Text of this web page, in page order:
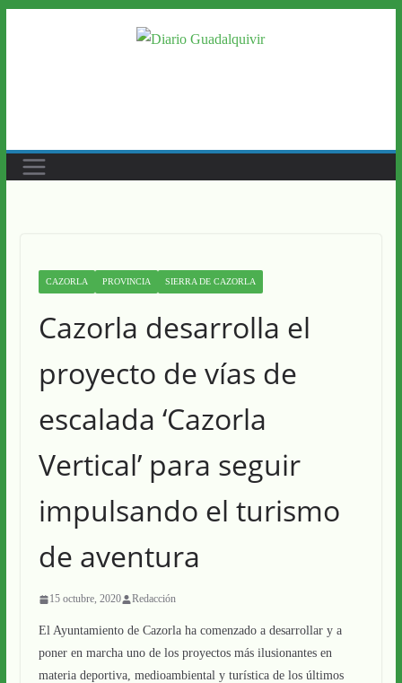
CAZORLA PROVINCIA SIERRA DE CAZORLA
Cazorla desarrolla el
proyecto de vías de
escalada ‘Cazorla
Vertical’ para seguir
impulsando el turismo
de aventura
15 octubre, 2020 Redacción
El Ayuntamiento de Cazorla ha comenzado a desarrollar y a
poner en marcha uno de los proyectos más ilusionantes en
materia deportiva, medioambiental y turística de los últimos